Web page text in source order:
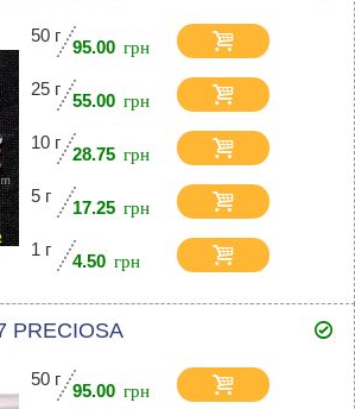
50 г
95.00
25 г
55.00
10 г
28.75
5 г
17.25
1 г
4.50
PRECIOSA
50 г
95.00